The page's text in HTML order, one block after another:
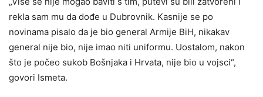
rekla sam mu da dođe u Dubrovnik. Kasnije se po
novinama pisalo da je bio general Armije BiH, nikakav
general nije bio, nije imao niti uniformu. Uostalom, nakon
što je počeo sukob Bošnjaka i Hrvata, nije bio u vojsci“,
govori Ismeta.